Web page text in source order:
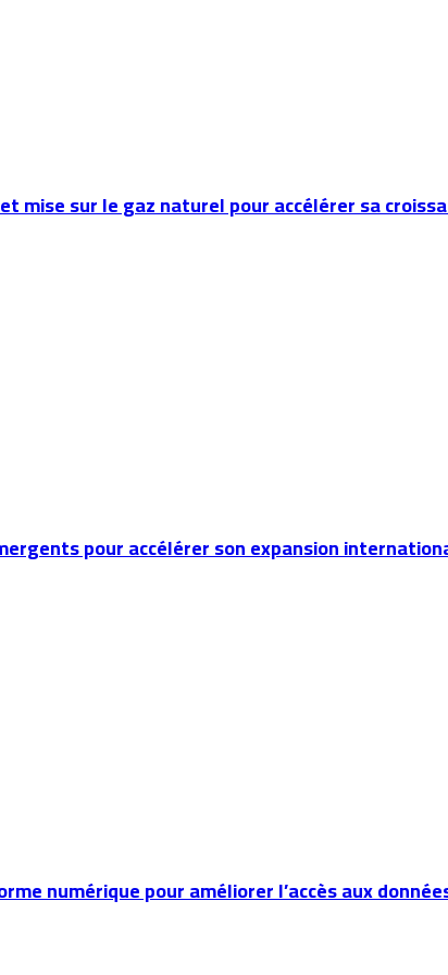
mise sur le gaz naturel pour accélérer sa
pour accélérer son expansion
numérique pour améliorer l’accès aux